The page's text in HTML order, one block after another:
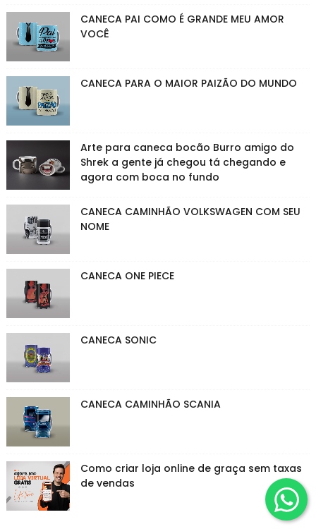
CANECA PAI COMO É GRANDE MEU AMOR
VOCÊ
CANECA PARA O MAIOR PAIZÃO DO MUNDO
Arte para caneca bocão Burro amigo do
Shrek a gente já chegou tá chegando e
agora com boca no fundo
CANECA CAMINHÃO VOLKSWAGEN COM SEU
NOME
CANECA ONE PIECE
CANECA SONIC
CANECA CAMINHÃO SCANIA
Como criar loja online de graça sem taxas
de vendas